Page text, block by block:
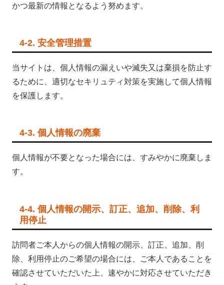
かつ最新の情報となるよう努めます。
4-2. 安全管理措置
当サイトは、個人情報の漏えいや滅失又は棄損を防止す
るために、適切なセキリュティ対策を実施して個人情報
を保護します。
4-3. 個人情報の廃棄
個人情報が不要となった場合には、すみやかに廃棄しま
す。
4-4. 個人情報の開示、訂正、追加、削除、利
用停止
訪問者ご本人からの個人情報の開示、訂正、追加、削
除、利用停止のご希望の場合には、ご本人であることを
確認させていただいた上、速やかに対応させていただき